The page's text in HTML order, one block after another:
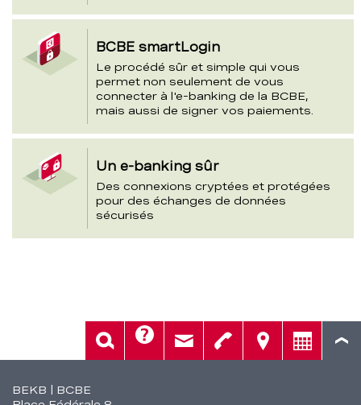
sujet
BCBE smartLogin
Le procédé sûr et simple qui vous
permet non seulement de vous
connecter à l'e-banking de la BCBE,
mais aussi de signer vos paiements.
Un e-banking sûr
Des connexions cryptées et protégées
pour des échanges de données
sécurisés
Fusszeile
BEKB | BCBE